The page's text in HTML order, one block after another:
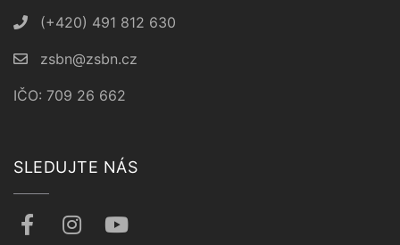
(+420) 491 812 630
zsbn@zsbn.cz
IČO: 709 26 662
SLEDUJTE NÁS